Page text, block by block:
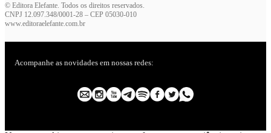
© Editora Elefante. Todos os direitos reservados.
CNPJ 12.097.348/0001-28 – CEP 05030-010
www.editoraelefante.com.br
Acompanhe as novidades em nossas redes: